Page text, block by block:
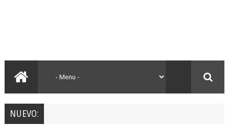
NUEVO: